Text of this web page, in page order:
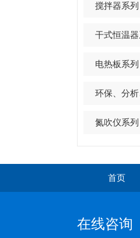
搅拌器系列
干式恒温器
电热板系列
环保、分
氮吹仪系列
首页
在线咨询